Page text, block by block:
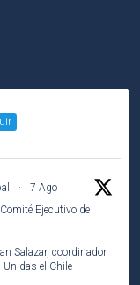
·
7 Ago
Ejecutivo de
Salazar, coordinador
Unidas el Chile